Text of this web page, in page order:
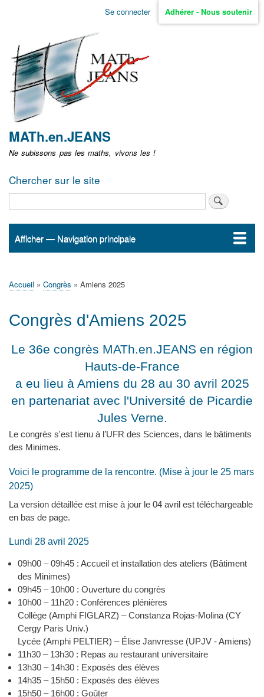
Aller
non
identifié
Se connecter Adhérer - Nous soutenir
MATh.en.JEANS
Ne subissons pas les maths, vivons les !
Chercher sur le site
Navigation
Afficher — Navigation principale
Accueil
Actualités
MATh.en.JEANS ?
Régions et Ateliers
Créer, gérer un atelier
Sujets/Publications
Congrès
d'Ariane
Accueil Congrès Amiens 2025
Congrès d'Amiens 2025
Le 36e congrès MATh.en.JEANS en région
Hauts-de-France
a eu lieu à Amiens du 28 au 30 avril 2025
en partenariat avec l'Université de Picardie
Jules Verne.
Le congrès s'est tienu à l’UFR des Sciences, dans le bâtiments
des Minimes.
Voici le programme de la rencontre. (Mise à jour le 25 mars
2025)
La version détaillée est mise à jour le 04 avril est téléchargeable
en bas de page.
Lundi 28 avril 2025
09h00 – 09h45 : Accueil et installation des ateliers (Bâtiment
des Minimes)
09h45 – 10h00 : Ouverture du congrès
10h00 – 11h20 : Conférences plénières
Collège (Amphi FIGLARZ) – Constanza Rojas-Molina (CY
Cergy Paris Univ.)
Lycée (Amphi PELTIER) – Élise Janvresse (UPJV - Amiens)
11h30 – 13h30 : Repas au restaurant universitaire
13h30 – 14h30 : Exposés des élèves
14h35 – 15h50 : Exposés des élèves
15h50 – 16h00 : Goûter